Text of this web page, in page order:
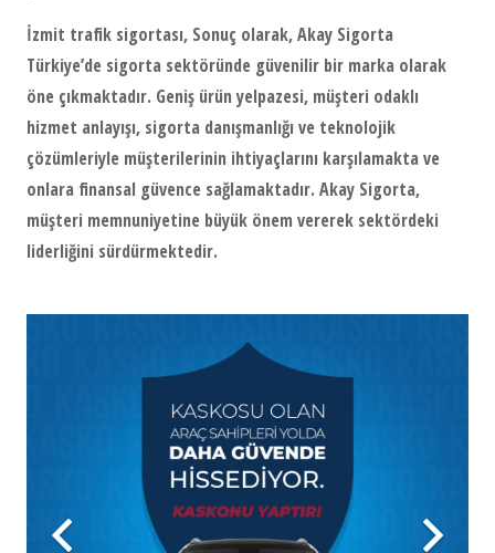
İzmit trafik sigortası, Sonuç olarak, Akay Sigorta
Türkiye’de sigorta sektöründe güvenilir bir marka olarak
öne çıkmaktadır. Geniş ürün yelpazesi, müşteri odaklı
hizmet anlayışı, sigorta danışmanlığı ve teknolojik
çözümleriyle müşterilerinin ihtiyaçlarını karşılamakta ve
onlara finansal güvence sağlamaktadır. Akay Sigorta,
müşteri memnuniyetine büyük önem vererek sektördeki
liderliğini sürdürmektedir.